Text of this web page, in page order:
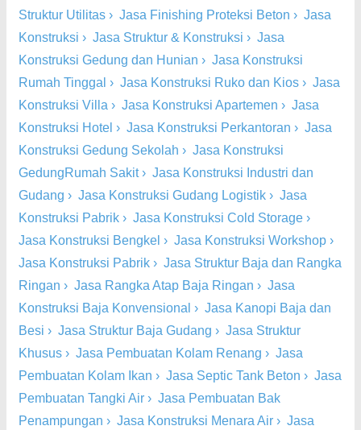
Struktur Utilitas › Jasa Finishing Proteksi Beton › Jasa
Konstruksi › Jasa Struktur & Konstruksi › Jasa
Konstruksi Gedung dan Hunian › Jasa Konstruksi
Rumah Tinggal › Jasa Konstruksi Ruko dan Kios › Jasa
Konstruksi Villa › Jasa Konstruksi Apartemen › Jasa
Konstruksi Hotel › Jasa Konstruksi Perkantoran › Jasa
Konstruksi Gedung Sekolah › Jasa Konstruksi
GedungRumah Sakit› Jasa Konstruksi Industri dan
Gudang › Jasa Konstruksi Gudang Logistik › Jasa
Konstruksi Pabrik › Jasa Konstruksi Cold Storage ›
Jasa Konstruksi Bengkel › Jasa Konstruksi Workshop ›
Jasa Konstruksi Pabrik › Jasa Struktur Baja dan Rangka
Ringan › Jasa Rangka Atap Baja Ringan › Jasa
Konstruksi Baja Konvensional › Jasa Kanopi Baja dan
Besi › Jasa Struktur Baja Gudang › Jasa Struktur
Khusus › Jasa Pembuatan Kolam Renang › Jasa
Pembuatan Kolam Ikan › Jasa Septic Tank Beton › Jasa
Pembuatan Tangki Air › Jasa Pembuatan Bak
Penampungan › Jasa Konstruksi Menara Air › Jasa